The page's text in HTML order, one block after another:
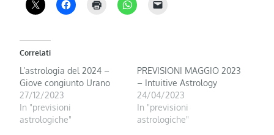
Correlati
L’astrologia del 2024 –
Giove congiunto Urano
27/12/2023
In "previsioni
astrologiche"
PREVISIONI MAGGIO 2023
– Intuitive Astrology
24/04/2023
In "previsioni
astrologiche"